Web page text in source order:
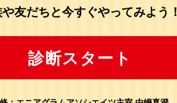
友だちと今すぐやってみよう！
診断スタート